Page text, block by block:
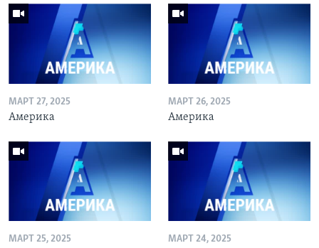
МАРТ 27, 2025
Америка
МАРТ 26, 2025
Америка
МАРТ 25, 2025 МАРТ 24, 2025